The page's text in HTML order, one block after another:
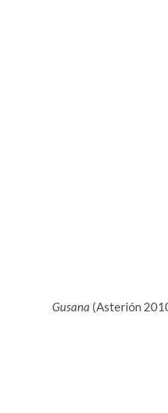
Gusana (Asterión